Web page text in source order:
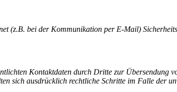
(z.B. bei der Kommunikation per E-Mail)
Kontaktdaten durch Dritte zur
sich ausdrücklich rechtliche Schritte im Falle der